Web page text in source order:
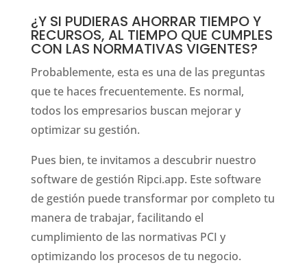
¿Y SI PUDIERAS AHORRAR TIEMPO Y
RECURSOS, AL TIEMPO QUE CUMPLES
CON LAS NORMATIVAS VIGENTES?
Probablemente, esta es una de las preguntas
que te haces frecuentemente. Es normal,
todos los empresarios buscan mejorar y
optimizar su gestión.
Pues bien, te invitamos a descubrir nuestro
software de gestión Ripci.app. Este software
de gestión puede transformar por completo tu
manera de trabajar, facilitando el
cumplimiento de las normativas PCI y
optimizando los procesos de tu negocio.